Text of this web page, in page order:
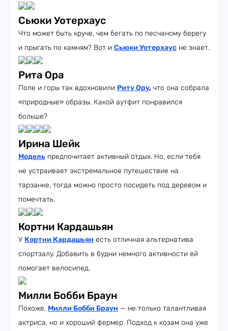
Сьюки Уотерхаус
Что может быть круче, чем бегать по песчаному берегу
и прыгать по камням? Вот и Сьюки Уотерхаус не знает.
Рита Ора
Поле и горы так вдохновили Риту Ору, что она собрала
«природные» образы. Какой аутфит понравился
больше?
Ирина Шейк
Модель предпочитает активный отдых. Но, если тебя
не устраивает экстремальное путешествие на
тарзанке, тогда можно просто посидеть под деревом и
помечтать.
Кортни Кардашьян
У Кортни Кардашьян есть отличная альтернатива
спортзалу. Добавить в будни немного активности ей
помогает велосипед.
Милли Бобби Браун
Похоже, Милли Бобби Браун — не только талантливая
актриса, но и хороший фермер. Подход к козам она уже